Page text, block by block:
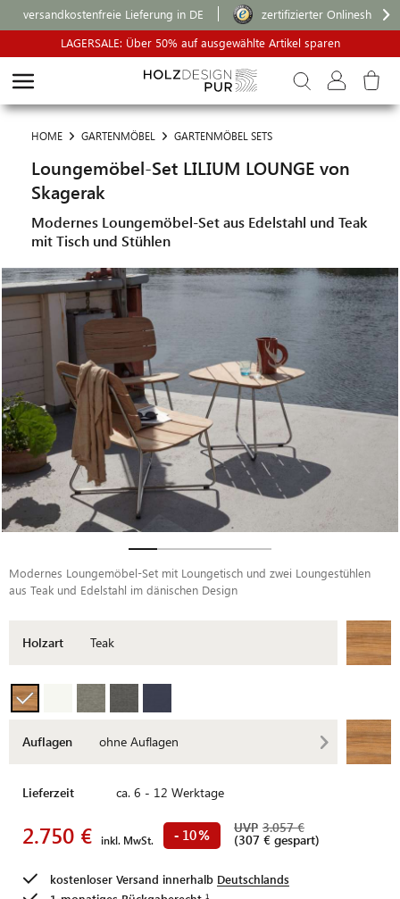
versandkostenfreie Lieferung in DE
zertifizierter Onlineshop
LAGERSALE: Über 50% auf ausgewählte Artikel sparen
HOME GARTENMÖBEL GARTENMÖBEL SETS
Loungemöbel-Set LILIUM LOUNGE von
Skagerak
Modernes Loungemöbel-Set aus Edelstahl und Teak
mit Tisch und Stühlen
Modernes Loungemöbel-Set mit Loungetisch und zwei Loungestühlen
aus Teak und Edelstahl im dänischen Design
Holzart Teak
Auflagen ohne Auflagen
Lieferzeit ca. 6 - 12 Werktage
2.750 € inkl. MwSt. - 10%
UVP 3.057 €
(307 € gespart)
kostenloser Versand innerhalb Deutschlands